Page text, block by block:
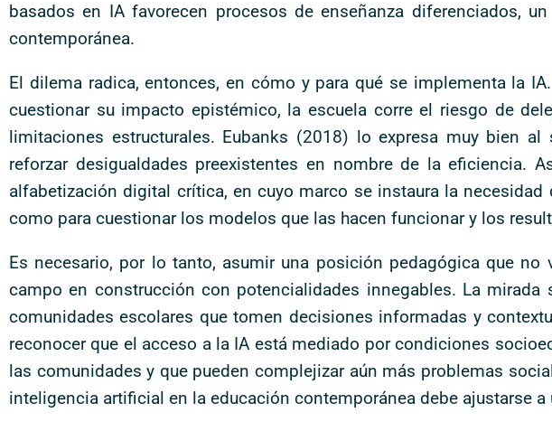
basados en IA favorecen procesos de enseñanza diferenciados,
contemporánea.
El dilema radica, entonces, en cómo y para qué se implementa la
cuestionar su impacto epistémico, la escuela corre el riesgo de
limitaciones estructurales. Eubanks (2018) lo expresa muy bien
reforzar desigualdades preexistentes en nombre de la eficiencia.
alfabetización digital crítica, en cuyo marco se instaura la
como para cuestionar los modelos que las hacen funcionar y los
Es necesario, por lo tanto, asumir una posición pedagógica que
campo en construcción con potencialidades innegables. La
comunidades escolares que tomen decisiones informadas y
reconocer que el acceso a la IA está mediado por condiciones
las comunidades y que pueden complejizar aún más problemas
inteligencia artificial en la educación contemporánea debe ajustarse